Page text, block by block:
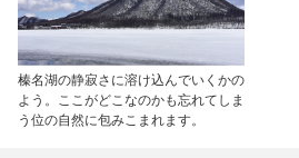
榛名湖の静寂さに溶け込んでいくかの
よう。ここがどこなのかも忘れてしま
う位の自然に包みこまれます。